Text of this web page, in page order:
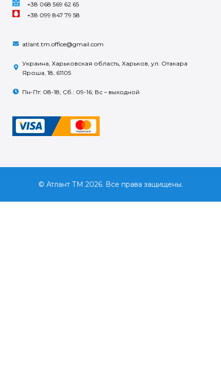
+38 068 569 62 65
+38 099 847 79 58
atlant.tm.office@gmail.com
Украина, Харьковская область, Харьков, ул. Отакара
Яроша, 18, 61105
Пн-Пт: 08-18; Сб.: 09-16; Вс – выходной
© Атлант ТМ 2026. Все права защищены.